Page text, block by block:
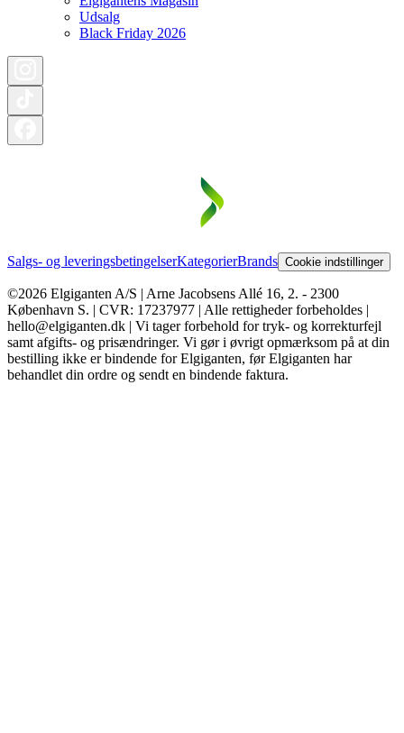
Udsalg
Black Friday 2026
Salgs- og leveringsbetingelserKategorierBrands Cookie indstillinger
©2026 Elgiganten A/S | Arne Jacobsens Allé 16, 2. - 2300
København S. | CVR: 17237977 | Alle rettigheder forbeholdes |
hello@elgiganten.dk | Vi tager forbehold for tryk- og korrekturfejl
samt afgifts- og prisændringer. Vi gør i øvrigt opmærksom på at din
bestilling ikke er bindende for Elgiganten, før Elgiganten har
behandlet din ordre og sendt en bindende faktura.